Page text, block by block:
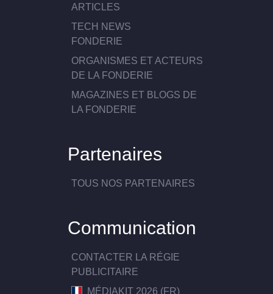
ARTICLES
TECH NEWS
FONDERIE
ORGANISMES ET ACTEURS
DE LA FONDERIE
MAGAZINES ET BLOGS DE
LA FONDERIE
Partenaires
TOUS NOS PARTENAIRES
Communication
CONTACTER LA RÉGIE
PUBLICITAIRE
MÉDIAKIT 2026 (FR)